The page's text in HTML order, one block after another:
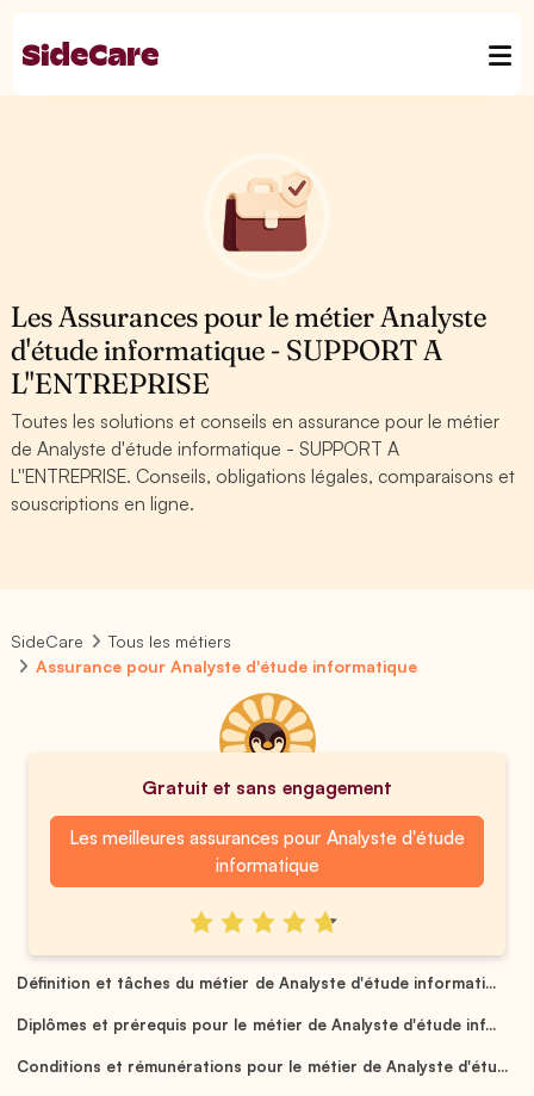
Les Assurances pour le métier Analyste
d'étude informatique - SUPPORT A
L''ENTREPRISE
Toutes les solutions et conseils en assurance pour le métier
de Analyste d'étude informatique - SUPPORT A
L''ENTREPRISE. Conseils, obligations légales, comparaisons et
souscriptions en ligne.
SideCare
Tous les métiers
Assurance pour Analyste d'étude informatique
Gratuit et sans engagement
Les meilleures assurances pour Analyste d'étude
informatique
Définition et tâches du métier de Analyste d'étude informati...
Diplômes et prérequis pour le métier de Analyste d'étude inf...
Conditions et rémunérations pour le métier de Analyste d'étu...